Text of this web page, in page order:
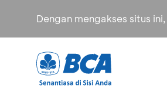
Dengan mengakses situs